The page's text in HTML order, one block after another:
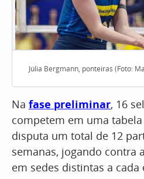
Júlia Bergmann, ponteiras (Foto:
Na fase preliminar, 16
competem em uma
disputa um total de 12
semanas, jogando contra
em sedes distintas a cada